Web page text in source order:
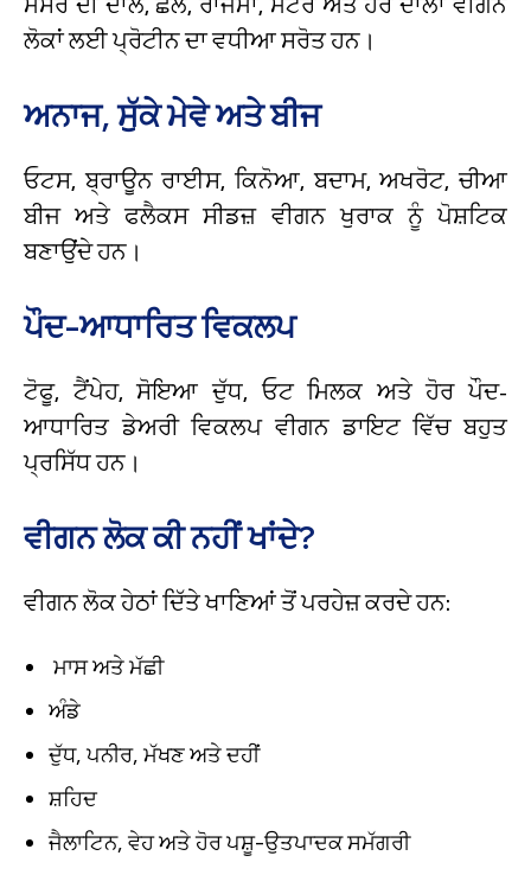
ਲੋਕਾਂ ਲਈ ਪ੍ਰੋਟੀਨ ਦਾ ਵਧੀਆ ਸਰੋਤ ਹਨ।
ਅਨਾਜ, ਸੁੱਕੇ ਮੇਵੇ ਅਤੇ ਬੀਜ
ਓਟਸ, ਬ੍ਰਾਊਨ ਰਾਈਸ, ਕਿਨੋਆ, ਬਦਾਮ, ਅਖਰੋਟ, ਚੀਆ
ਬੀਜ ਅਤੇ ਫਲੈਕਸ ਸੀਡਜ਼ ਵੀਗਨ ਖੁਰਾਕ ਨੂੰ ਪੋਸ਼ਟਿਕ
ਬਣਾਉਂਦੇ ਹਨ।
ਪੌਦ-ਆਧਾਰਿਤ ਵਿਕਲਪ
ਟੋਫੂ, ਟੈਂਪੇਹ, ਸੋਇਆ ਦੁੱਧ, ਓਟ ਮਿਲਕ ਅਤੇ ਹੋਰ ਪੌਦ-
ਆਧਾਰਿਤ ਡੇਅਰੀ ਵਿਕਲਪ ਵੀਗਨ ਡਾਇਟ ਵਿੱਚ ਬਹੁਤ
ਪ੍ਰਸਿੱਧ ਹਨ।
ਵੀਗਨ ਲੋਕ ਕੀ ਨਹੀਂ ਖਾਂਦੇ?
ਵੀਗਨ ਲੋਕ ਹੇਠਾਂ ਦਿੱਤੇ ਖਾਣਿਆਂ ਤੋਂ ਪਰਹੇਜ਼ ਕਰਦੇ ਹਨ:
ਮਾਸ ਅਤੇ ਮੱਛੀ
ਅੰਡੇ
ਦੁੱਧ, ਪਨੀਰ, ਮੱਖਣ ਅਤੇ ਦਹੀਂ
ਸ਼ਹਿਦ
ਜੈਲਾਟਿਨ, ਵੇਹ ਅਤੇ ਹੋਰ ਪਸ਼ੂ-ਉਤਪਾਦਕ ਸਮੱਗਰੀ